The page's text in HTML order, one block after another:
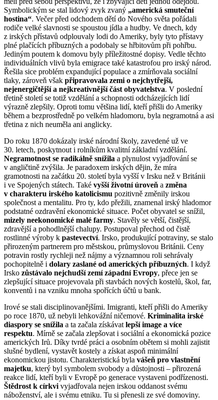
Symbolickým se stal lidový zvyk zvaný „americká smuteční
hostina“. Večer před odchodem dětí do Nového světa pořádali
rodiče velké slavnosti se spoustou jídla a hudby. Ve dnech, kdy
z irských přístavů odplouvaly lodi do Ameriky, byly tyto přístavy
plné plačících příbuzných a podobaly se hřbitovům při pohřbu.
Jediným poutem k domovu byly příležitostné dopisy. Vedle těchto
individuálních vlivů byla emigrace také katastrofou pro irský národ.
Řešila sice problém expandující populace a zmírňovala sociální
tlaky, zároveň však připravovala zemi o nejchytřejší,
nejenergičtější a nejkreativnější část obyvatelstva. V poslední
třetině století se totiž vzdělání a schopnosti odcházejících lidí
výrazně zlepšily. Oproti tomu většina lidí, kteří přišli do Ameriky
během a bezprostředně po velkém hladomoru, byla negramotná a asi
třetina z nich neuměla ani anglicky.
Do roku 1870 dokázaly irské národní školy, zavedené už ve
30. letech, poskytnout i rolníkům kvalitní základní vzdělání.
Negramotnost se radikálně snížila a plynulost vyjadřování se
v angličtině zvýšila. Je paradoxem irských dějin, že míra
gramotnosti na začátku 20. století byla vyšší v Irsku než v Británii
i ve Spojených státech. Také vyšší životní úroveň a změna
v charakteru irského katolicismu pozitivně změnily irskou
společnost a mentalitu. Pro ty, kdo přežili, znamenal irský hladomor
podstatné ozdravění ekonomické situace. Počet obyvatel se snížil,
mizely neekonomické malé farmy. Stavěly se větší, čistější,
zdravější a pohodlnější chalupy. Postupoval přechod od čistě
rostlinné výroby k pastevectví. Irsko, produkující potraviny, se stalo
přirozeným partnerem pro městskou, průmyslovou Británii. Ceny
potravin rostly rychleji než nájmy a významnou roli sehrávaly
pochopitelně i dolary zaslané od amerických příbuzných. I když
Irsko zůstávalo nejchudší zemí západní Evropy, přece jen se
zlepšující situace projevovala při stavbách nových kostelů, škol, far,
konventů i na vzniku mnoha spořících účtů u bank.
Irové se stali disciplinovanějšími. Imigranti, kteří přišli do Ameriky
po roce 1870, už nebyli lehkovážní ničemové. Kriminalita irské
diaspory se snížila a ta začala získávat lepší image a více
respektu. Mírně se začala zlepšovat i sociální a ekonomická pozice
amerických Irů. Díky tvrdé práci a osobním obětem si mohli zajistit
slušné bydlení, vystavět kostely a získat aspoň minimální
ekonomickou jistotu. Charakteristická byla vášeň pro vlastnění
majetku, který byl symbolem svobody a důstojnosti – přirozená
reakce lidí, kteří byli v Evropě po generace vystaveni podřízenosti.
Štědrost k církvi vyjadřovala nejen irskou oddanost svému
náboženství, ale i svému etniku. Tu si přenesli ze své domoviny.